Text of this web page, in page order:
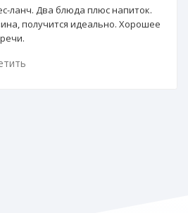
ланч. Два блюда плюс напиток.
получится идеально. Хорошее